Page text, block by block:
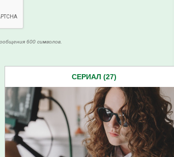
600 символов.
СЕРИАЛ (27)